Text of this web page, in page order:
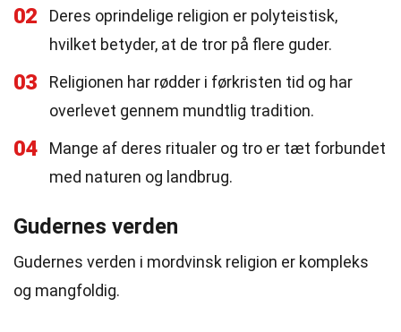
02
Deres oprindelige religion er polyteistisk,
hvilket betyder, at de tror på flere guder.
03
Religionen har rødder i førkristen tid og har
overlevet gennem mundtlig tradition.
04
Mange af deres ritualer og tro er tæt forbundet
med naturen og landbrug.
Gudernes verden
Gudernes verden i mordvinsk religion er kompleks
og mangfoldig.